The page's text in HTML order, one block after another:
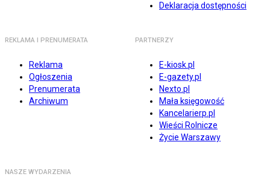
Deklaracja dostępności
REKLAMA I PRENUMERATA
Reklama
Ogłoszenia
Prenumerata
Archiwum
PARTNERZY
E-kiosk.pl
E-gazety.pl
Nexto.pl
Mała księgowość
Kancelarierp.pl
Wieści Rolnicze
Życie Warszawy
NASZE WYDARZENIA